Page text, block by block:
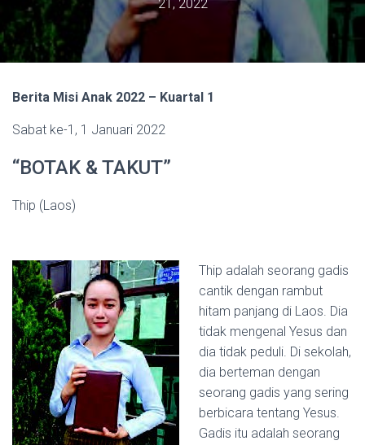
21, 2022
Berita Misi Anak 2022 – Kuartal 1
Sabat ke-1, 1 Januari 2022
“BOTAK & TAKUT”
Thip (Laos)
Thip adalah seorang gadis
cantik dengan rambut
hitam panjang di Laos. Dia
tidak mengenal Yesus dan
dia tidak peduli. Di sekolah,
dia berteman dengan
seorang gadis yang sering
berbicara tentang Yesus.
Gadis itu adalah seorang